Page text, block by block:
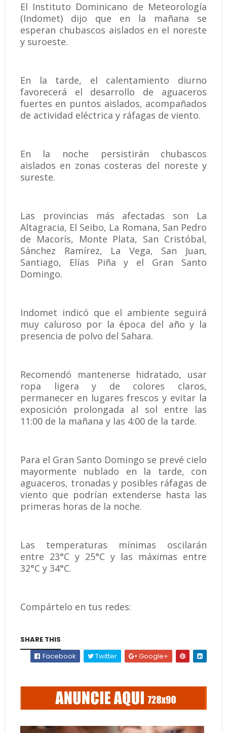
El Instituto Dominicano de Meteorología
(Indomet) dijo que en la mañana se
esperan chubascos aislados en el noreste
y suroeste.
En la tarde, el calentamiento diurno
favorecerá el desarrollo de aguaceros
fuertes en puntos aislados, acompañados
de actividad eléctrica y ráfagas de viento.
En la noche persistirán chubascos
aislados en zonas costeras del noreste y
sureste.
Las provincias más afectadas son La
Altagracia, El Seibo, La Romana, San Pedro
de Macorís, Monte Plata, San Cristóbal,
Sánchez Ramírez, La Vega, San Juan,
Santiago, Elías Piña y el Gran Santo
Domingo.
Indomet indicó que el ambiente seguirá
muy caluroso por la época del año y la
presencia de polvo del Sahara.
Recomendó mantenerse hidratado, usar
ropa ligera y de colores claros,
permanecer en lugares frescos y evitar la
exposición prolongada al sol entre las
11:00 de la mañana y las 4:00 de la tarde.
Para el Gran Santo Domingo se prevé cielo
mayormente nublado en la tarde, con
aguaceros, tronadas y posibles ráfagas de
viento que podrían extenderse hasta las
primeras horas de la noche.
Las temperaturas mínimas oscilarán
entre 23°C y 25°C y las máximas entre
32°C y 34°C.
Compártelo en tus redes:
SHARE THIS
Facebook
Twitter Google+